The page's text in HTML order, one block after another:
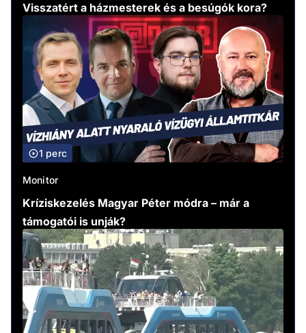
Visszatért a házmesterek és a besúgók kora?
1 perc
Monitor
Kríziskezelés Magyar Péter módra – már a
támogatói is unják?